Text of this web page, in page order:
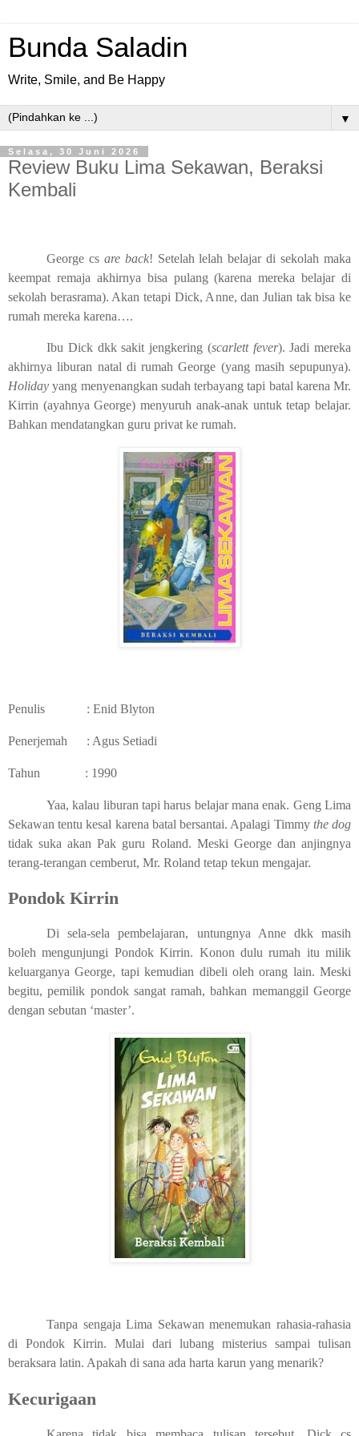
Bunda Saladin
Write, Smile, and Be Happy
▼
Selasa, 30 Juni 2026
Review Buku Lima Sekawan, Beraksi
Kembali
George cs are back! Setelah lelah belajar di sekolah maka
keempat remaja akhirnya bisa pulang (karena mereka belajar di
sekolah berasrama). Akan tetapi Dick, Anne, dan Julian tak bisa ke
rumah mereka karena….
Ibu Dick dkk sakit jengkering (scarlett fever). Jadi mereka
akhirnya liburan natal di rumah George (yang masih sepupunya).
Holidayyang menyenangkan sudah terbayang tapi batal karena Mr.
Kirrin (ayahnya George) menyuruh anak-anak untuk tetap belajar.
Bahkan mendatangkan guru privat ke rumah.
Penulis : Enid Blyton
Penerjemah : Agus Setiadi
Tahun : 1990
Yaa, kalau liburan tapi harus belajar mana enak. Geng Lima
Sekawan tentu kesal karena batal bersantai. Apalagi Timmy the dog
tidak suka akan Pak guru Roland. Meski George dan anjingnya
terang-terangan cemberut, Mr. Roland tetap tekun mengajar.
Pondok Kirrin
Di sela-sela pembelajaran, untungnya Anne dkk masih
boleh mengunjungi Pondok Kirrin. Konon dulu rumah itu milik
keluarganya George, tapi kemudian dibeli oleh orang lain. Meski
begitu, pemilik pondok sangat ramah, bahkan memanggil George
dengan sebutan ‘master’.
Tanpa sengaja Lima Sekawan menemukan rahasia-rahasia
di Pondok Kirrin. Mulai dari lubang misterius sampai tulisan
beraksara latin. Apakah di sana ada harta karun yang menarik?
Kecurigaan